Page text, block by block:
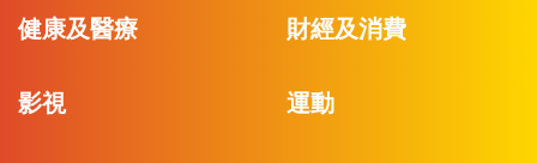
健康及醫療 財經及消費
影視 運動